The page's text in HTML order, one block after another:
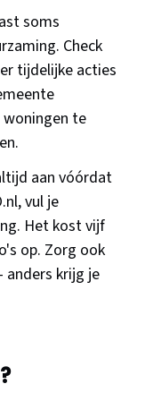
soms
Check
tijdelijke acties
te
aan vóórdat
vul je
Het kost vijf
op. Zorg ook
krijg je